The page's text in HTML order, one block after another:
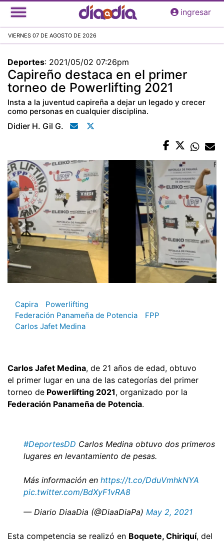
Pasar
al
principal
ingresar
VIERNES 07 DE AGOSTO DE 2026
Deportes: 2021/05/02 07:26pm
Capireño destaca en el primer
torneo de Powerlifting 2021
Insta a la juventud capireña a dejar un legado y crecer
como personas en cualquier disciplina.
Didier H. Gil G.
Capira
Powerlifting
Federación Panameña de Potencia
FPP
Carlos Jafet Medina
Carlos Jafet Medina, de 21 años de edad, obtuvo
el primer lugar en una de las categorías del primer
torneo de Powerlifting 2021, organizado por la
Federación Panameña de Potencia.
#DeportesDD Carlos Medina obtuvo dos primeros
lugares en levantamiento de pesas.
Más información en https://t.co/DduVmhkNYA
pic.twitter.com/BdXyF1vRA8
— Diario DiaaDia (@DiaaDiaPa) May 2, 2021
Esta competencia se realizó en Boquete, Chiriquí, del